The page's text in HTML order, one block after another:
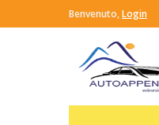
Benvenuto,Login